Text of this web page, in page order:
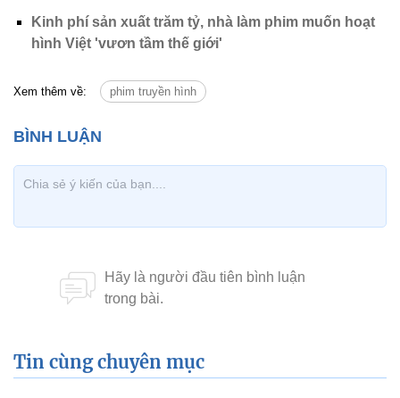
Kinh phí sản xuất trăm tỷ, nhà làm phim muốn hoạt
hình Việt 'vươn tầm thế giới'
Xem thêm về: phim truyền hình
Tin cùng chuyên mục